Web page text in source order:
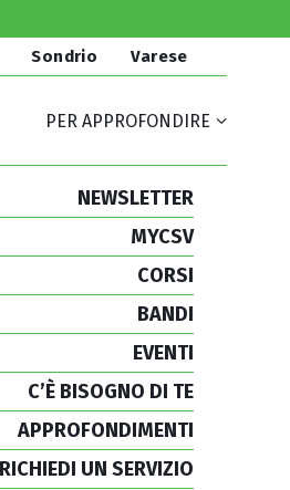
Sondrio Varese
PER APPROFONDIRE
NEWSLETTER
MYCSV
CORSI
BANDI
EVENTI
C’È BISOGNO DI TE
APPROFONDIMENTI
RICHIEDI UN SERVIZIO